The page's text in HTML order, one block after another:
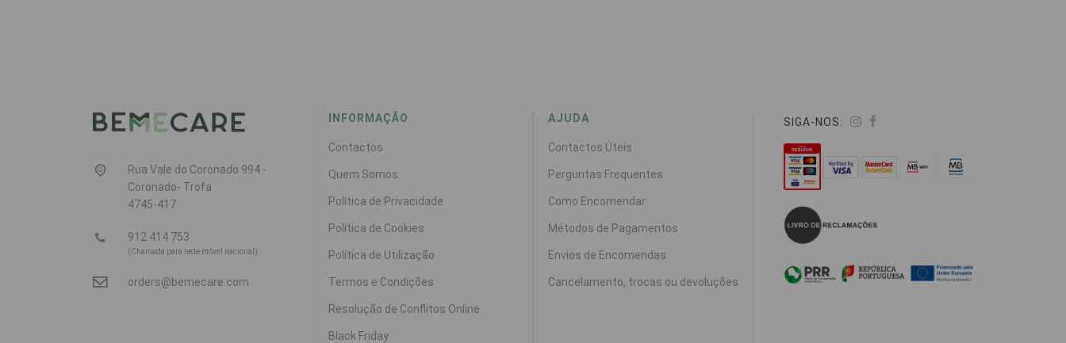
Rua Vale do Coronado 994 -
Coronado- Trofa
4745-417
912 414 753
(Chamada para rede móvel nacional)
orders@bemecare.com
INFORMAÇÃO
Contactos
Quem Somos
Política de Privacidade
Política de Cookies
Política de Utilização
Termos e Condições
Resolução de Conflitos Online
Black Friday
AJUDA
Contactos Úteis
Perguntas Frequentes
Como Encomendar
Métodos de Pagamentos
Envios de Encomendas
Cancelamento, trocas ou devoluções
SIGA-NOS: